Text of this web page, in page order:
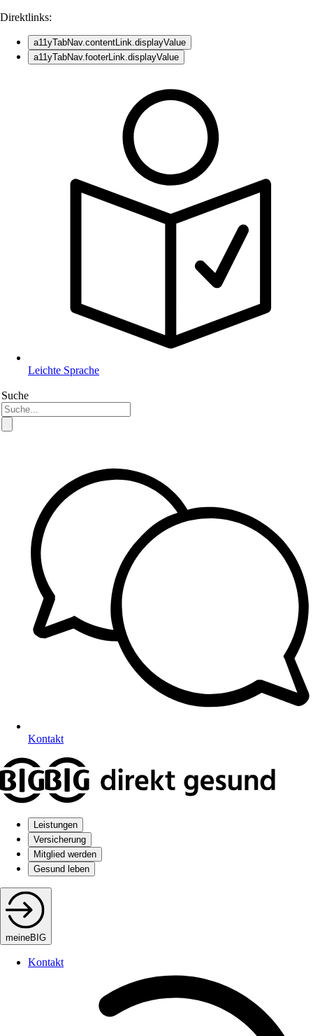
Direktlinks:
a11yTabNav.contentLink.displayValue
a11yTabNav.footerLink.displayValue
Leichte Sprache
Suche
Kontakt
Leistungen
Versicherung
Mitglied werden
Gesund leben
meineBIG
Kontakt